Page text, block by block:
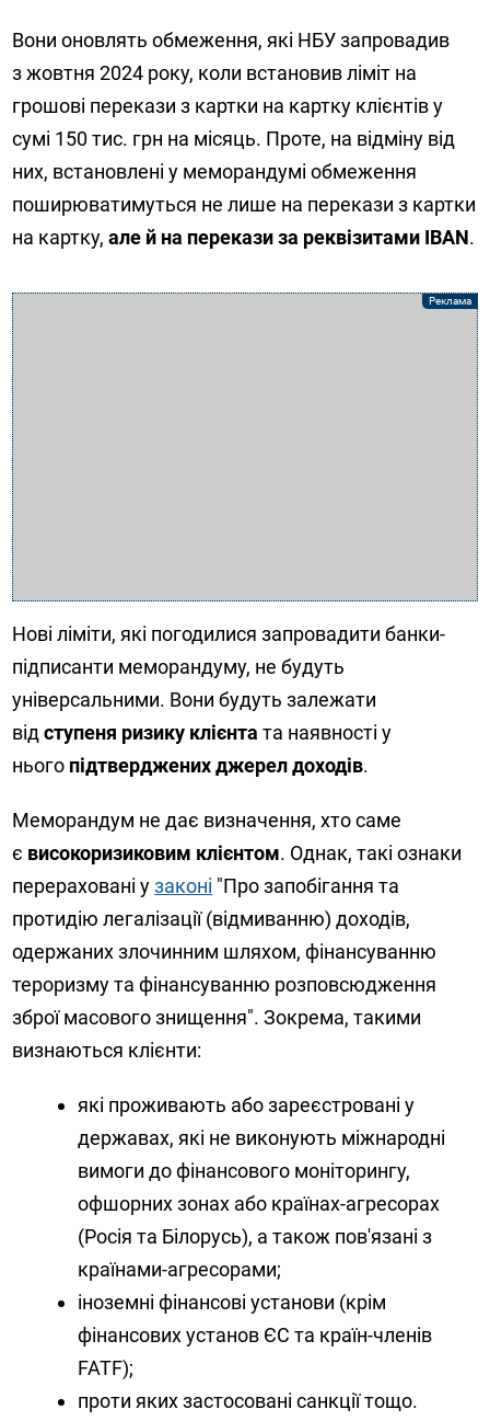
Вони оновлять обмеження, які НБУ запровадив
з жовтня 2024 року, коли встановив ліміт на
грошові перекази з картки на картку клієнтів у
сумі 150 тис. грн на місяць. Проте, на відміну від
них, встановлені у меморандумі обмеження
поширюватимуться не лише на перекази з картки
на картку,але й на перекази за реквізитами IBAN.
Нові ліміти, які погодилися запровадити банки-
підписанти меморандуму, не будуть
універсальними. Вони будуть залежати
відступеня ризику клієнта та наявності у
нього підтверджених джерел доходів.
Меморандум не дає визначення, хто саме
є високоризиковим клієнтом. Однак, такі ознаки
перераховані узаконі "Про запобігання та
протидію легалізації (відмиванню) доходів,
одержаних злочинним шляхом, фінансуванню
тероризму та фінансуванню розповсюдження
зброї масового знищення". Зокрема, такими
визнаються клієнти:
які проживають або зареєстровані у
державах, які не виконують міжнародні
вимоги до фінансового моніторингу,
офшорних зонах або країнах-агресорах
(Росія та Білорусь), а також пов'язані з
країнами-агресорами;
іноземні фінансові установи (крім
фінансових установ ЄС та країн-членів
FATF);
проти яких застосовані санкції тощо.